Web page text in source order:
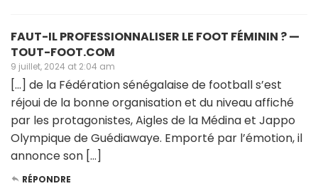
FAUT-IL PROFESSIONNALISER LE FOOT FÉMININ ? —
TOUT-FOOT.COM
9 juillet, 2024 at 2:04 am
[…] de la Fédération sénégalaise de football s’est
réjoui de la bonne organisation et du niveau affiché
par les protagonistes, Aigles de la Médina et Jappo
Olympique de Guédiawaye. Emporté par l’émotion, il
annonce son […]
RÉPONDRE